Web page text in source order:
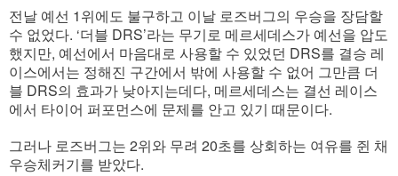
전날 예선 1위에도 불구하고 이날 로즈버그의 우승을 장담할
수 없었다. ‘더블 DRS’라는 무기로 메르세데스가 예선을 압도
했지만, 예선에서 마음대로 사용할 수 있었던 DRS를 결승 레
이스에서는 정해진 구간에서 밖에 사용할 수 없어 그만큼 더
블 DRS의 효과가 낮아지는데다, 메르세데스는 결선 레이스
에서 타이어 퍼포먼스에 문제를 안고 있기 때문이다.
그러나 로즈버그는 2위와 무려 20초를 상회하는 여유를 쥔 채
우승체커기를 받았다.